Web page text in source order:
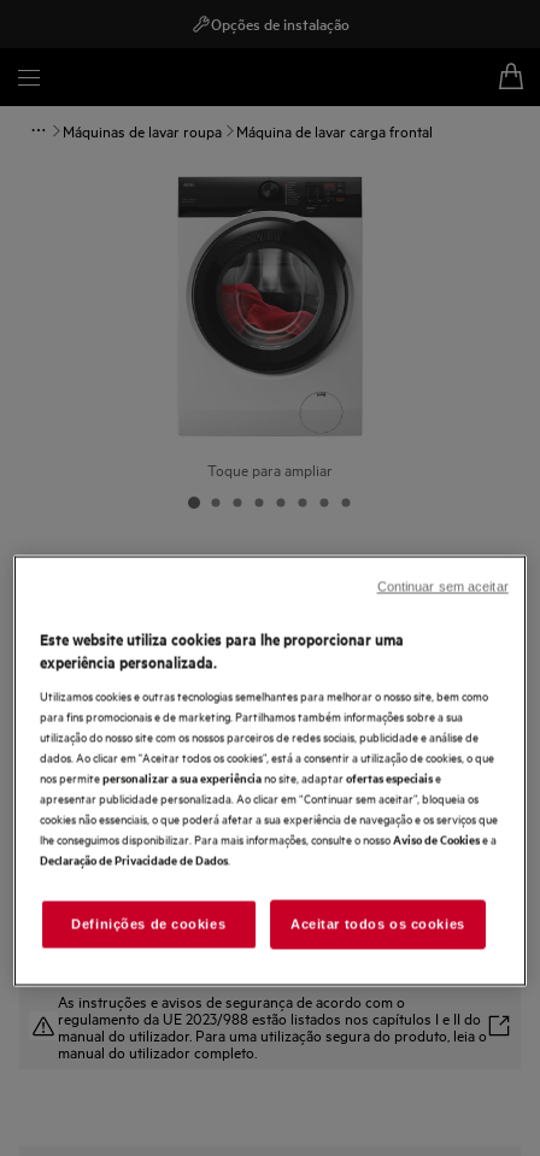
Opções de instalação
Máquinas de lavar roupa Máquina de lavar carga frontal
Toque para ampliar
Máquina de lavar roupa de livre
instalação de 9.0 kg
0 (0)
Ficha de informação do produto
Benefícios
MaxWash: lavagem rápida de cargas completas com tecnologia avançada
O programa MaxWash45' lava uma carga completa em apenas 45 minutos.
As instruções e avisos de segurança de acordo com o
regulamento da UE 2023/988 estão listados nos capítulos I e II do
manual do utilizador. Para uma utilização segura do produto, leia o
manual do utilizador completo.
Este website utiliza cookies para lhe proporcionar uma
experiência personalizada.
Utilizamos cookies e outras tecnologias semelhantes para melhorar o nosso site, bem como
para fins promocionais e de marketing. Partilhamos também informações sobre a sua
utilização do nosso site com os nossos parceiros de redes sociais, publicidade e análise de
dados. Ao clicar em "Aceitar todos os cookies”, está a consentir a utilização de cookies, o que
nos permitepersonalizar a sua experiênciano site, adaptarofertas especiaise
apresentar publicidade personalizada. Ao clicar em “Continuar sem aceitar”, bloqueia os
cookies não essenciais, o que poderá afetar a sua experiência de navegação e os serviços que
lhe conseguimos disponibilizar. Para mais informações, consulte o nossoAviso de Cookiese a
Declaração de Privacidade de Dados.
Definições de cookies Aceitar todos os cookies
Continuar sem aceitar